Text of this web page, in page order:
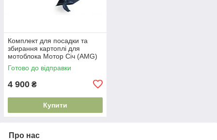
Комплект для посадки та
збирання картоплі для
мотоблока Мотор Січ (АMG)
Готово до відправки
4 900 ₴
Купити
Про нас